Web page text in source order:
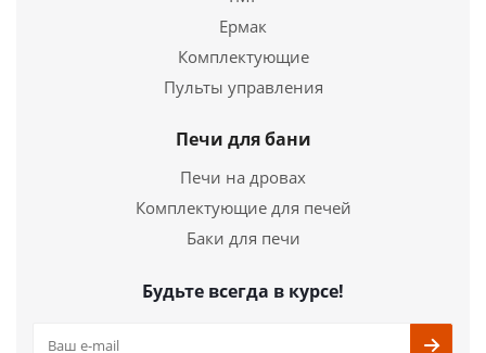
Печь для бани Мини удлиненная топка
29 700руб.
Ермак
Комплектующие
Пульты управления
Печи для бани
Печи на дровах
Комплектующие для печей
Баки для печи
Будьте всегда в курсе!